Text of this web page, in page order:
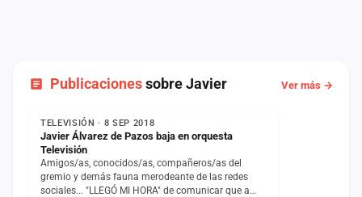
Publicacionessobre Javier Ver más →
COMUNICADO
TELEVISIÓN · 8 SEP 2018
Javier Álvarez de Pazos baja en orquesta
Televisión
Amigos/as, conocidos/as, compañeros/as del
gremio y demás fauna merodeante de las redes
sociales... "LLEGÓ MI HORA" de comunicar que a